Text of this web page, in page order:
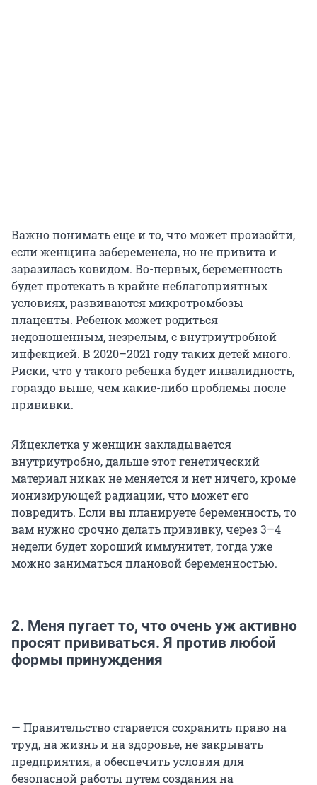
Важно понимать еще и то, что может произойти,
если женщина забеременела, но не привита и
заразилась ковидом. Во-первых, беременность
будет протекать в крайне неблагоприятных
условиях, развиваются микротромбозы
плаценты. Ребенок может родиться
недоношенным, незрелым, с внутриутробной
инфекцией. В 2020–2021 году таких детей много.
Риски, что у такого ребенка будет инвалидность,
гораздо выше, чем какие-либо проблемы после
прививки.
Яйцеклетка у женщин закладывается
внутриутробно, дальше этот генетический
материал никак не меняется и нет ничего, кроме
ионизирующей радиации, что может его
повредить. Если вы планируете беременность, то
вам нужно срочно делать прививку, через 3–4
недели будет хороший иммунитет, тогда уже
можно заниматься плановой беременностью.
2. Меня пугает то, что очень уж активно
просят прививаться. Я против любой
формы принуждения
— Правительство старается сохранить право на
труд, на жизнь и на здоровье, не закрывать
предприятия, а обеспечить условия для
безопасной работы путем создания на